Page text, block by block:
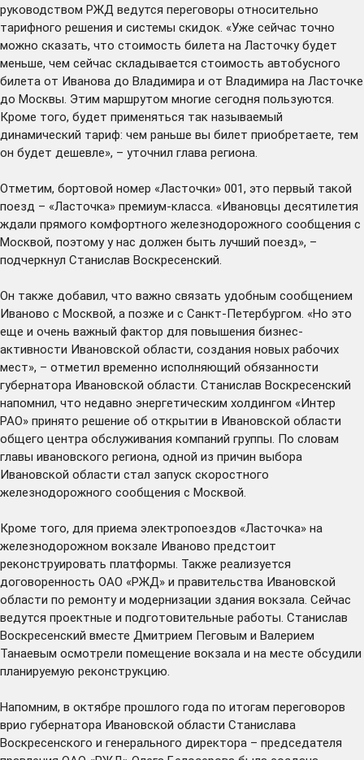
руководством РЖД ведутся переговоры относительно
тарифного решения и системы скидок. «Уже сейчас точно
можно сказать, что стоимость билета на Ласточку будет
меньше, чем сейчас складывается стоимость автобусного
билета от Иванова до Владимира и от Владимира на Ласточке
до Москвы. Этим маршрутом многие сегодня пользуются.
Кроме того, будет применяться так называемый
динамический тариф: чем раньше вы билет приобретаете, тем
он будет дешевле», – уточнил глава региона.
Отметим, бортовой номер «Ласточки» 001, это первый такой
поезд – «Ласточка» премиум-класса. «Ивановцы десятилетия
ждали прямого комфортного железнодорожного сообщения с
Москвой, поэтому у нас должен быть лучший поезд», –
подчеркнул Станислав Воскресенский.
Он также добавил, что важно связать удобным сообщением
Иваново с Москвой, а позже и с Санкт-Петербургом. «Но это
еще и очень важный фактор для повышения бизнес-
активности Ивановской области, создания новых рабочих
мест», – отметил временно исполняющий обязанности
губернатора Ивановской области. Станислав Воскресенский
напомнил, что недавно энергетическим холдингом «Интер
РАО» принято решение об открытии в Ивановской области
общего центра обслуживания компаний группы. По словам
главы ивановского региона, одной из причин выбора
Ивановской области стал запуск скоростного
железнодорожного сообщения с Москвой.
Кроме того, для приема электропоездов «Ласточка» на
железнодорожном вокзале Иваново предстоит
реконструировать платформы. Также реализуется
договоренность ОАО «РЖД» и правительства Ивановской
области по ремонту и модернизации здания вокзала. Сейчас
ведутся проектные и подготовительные работы. Станислав
Воскресенский вместе Дмитрием Пеговым и Валерием
Танаевым осмотрели помещение вокзала и на месте обсудили
планируемую реконструкцию.
Напомним, в октябре прошлого года по итогам переговоров
врио губернатора Ивановской области Станислава
Воскресенского и генерального директора – председателя